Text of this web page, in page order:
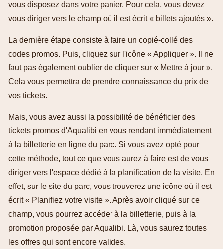
vous disposez dans votre panier. Pour cela, vous devez
vous diriger vers le champ où il est écrit « billets ajoutés ».
La dernière étape consiste à faire un copié-collé des
codes promos. Puis, cliquez sur l'icône « Appliquer ». Il ne
faut pas également oublier de cliquer sur « Mettre à jour ».
Cela vous permettra de prendre connaissance du prix de
vos tickets.
Mais, vous avez aussi la possibilité de bénéficier des
tickets promos d'Aqualibi en vous rendant immédiatement
à la billetterie en ligne du parc. Si vous avez opté pour
cette méthode, tout ce que vous aurez à faire est de vous
diriger vers l'espace dédié à la planification de la visite. En
effet, sur le site du parc, vous trouverez une icône où il est
écrit « Planifiez votre visite ». Après avoir cliqué sur ce
champ, vous pourrez accéder à la billetterie, puis à la
promotion proposée par Aqualibi. Là, vous saurez toutes
les offres qui sont encore valides.